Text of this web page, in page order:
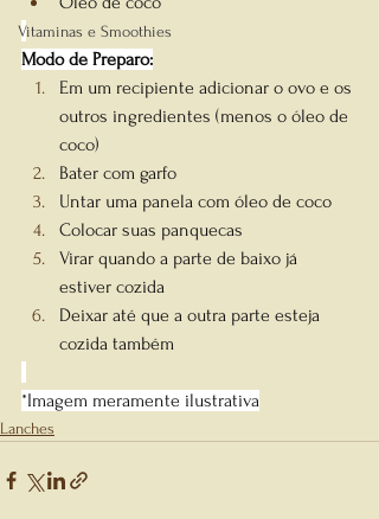
Vitaminas e Smoothies
Modo de Preparo:
Em um recipiente adicionar o ovo e os
outros ingredientes (menos o óleo de
coco)
Bater com garfo
Untar uma panela com óleo de coco
Colocar suas panquecas
Virar quando a parte de baixo já
estiver cozida
Deixar até que a outra parte esteja
cozida também
*Imagem meramente ilustrativa
Lanches